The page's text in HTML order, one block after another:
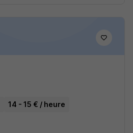
14 - 15 € / heure